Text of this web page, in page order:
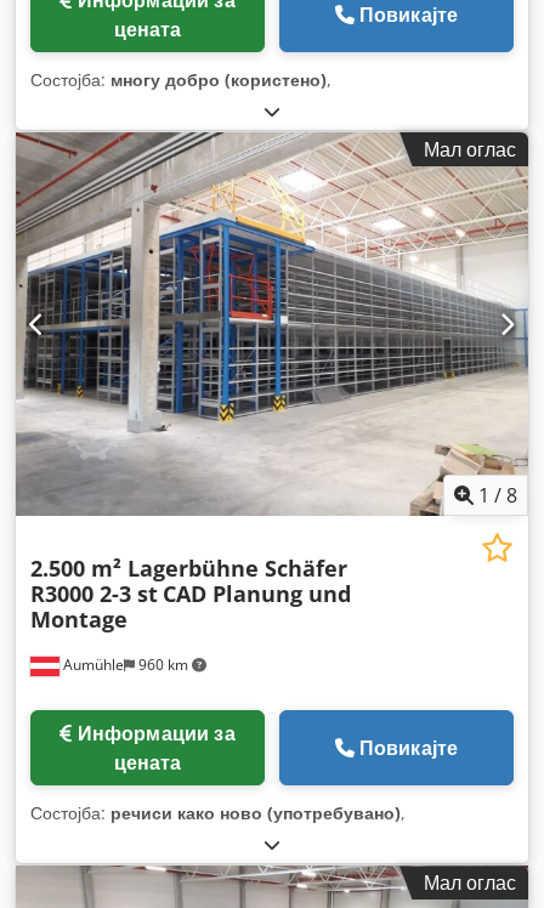
цената
Повикајте
Состојба: многу добро (користено),
Мал оглас
1 /8
Aumühle 960 km
2.500 m² Lagerbühne Schäfer
R3000 2-3 st CAD Planung und
Montage
цената
Повикајте
Состојба: речиси како ново (употребувано),
Мал оглас